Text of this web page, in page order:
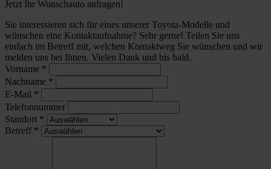
Jetzt Ihr Wunschauto anfragen!
Sie interessieren sich für eines unserer Toyota-Modelle und
wünschen eine Kontaktaufnahme? Sehr gerne! Teilen Sie uns
einfach im Betreff mit, welchen Kontaktweg Sie wünschen und wir
melden uns bei Ihnen. Vielen Dank und bis bald.
Vorname *
Nachname *
E-Mail *
Telefonnummer
Standort *
Betreff *